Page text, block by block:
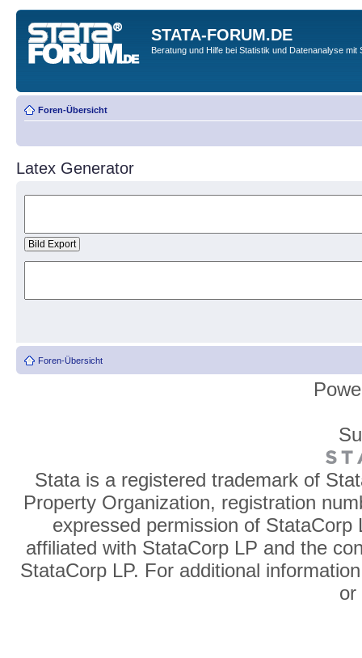
STATA-FORUM.DE
Beratung und Hilfe bei Statistik und Datenanalyse mit
Foren-Übersicht
Latex Generator
Foren-Übersicht
Stata is a registered trademark of
Property Organization, registration
expressed permission of
affiliated with StataCorp LP and the
StataCorp LP. For additional
or